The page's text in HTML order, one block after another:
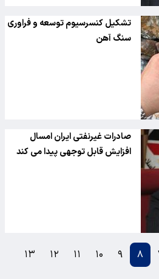
تشکیل کنسرسیوم توسعه و فراوری
سنگ آهن
صادرات غیرنفتی ایران امسال
افزایش قابل توجهی پیدا می کند
۸ ۹ ۱۰ ۱۱ ۱۲ ۱۳